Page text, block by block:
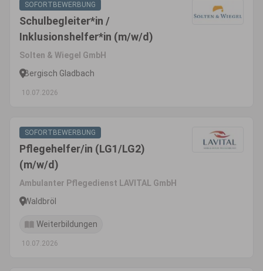
SOFORTBEWERBUNG
Schulbegleiter*in /
Inklusionshelfer*in (m/w/d)
Solten & Wiegel GmbH
Bergisch Gladbach
10.07.2026
SOFORTBEWERBUNG
Pflegehelfer/in (LG1/LG2)
(m/w/d)
Ambulanter Pflegedienst LAVITAL GmbH
Waldbröl
Weiterbildungen
10.07.2026